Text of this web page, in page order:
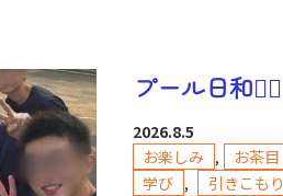
プール日和🏊‍♂️
2026.8.5
お楽しみ , お茶目
学び , 引きこもり